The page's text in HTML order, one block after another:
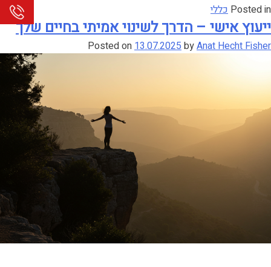
Posted in כללי
ייעוץ אישי – הדרך לשינוי אמיתי בחיים שלך
Posted on13.07.2025byAnat Hecht Fisher